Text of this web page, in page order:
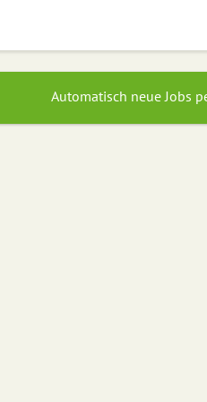
Automatisch neue Jobs